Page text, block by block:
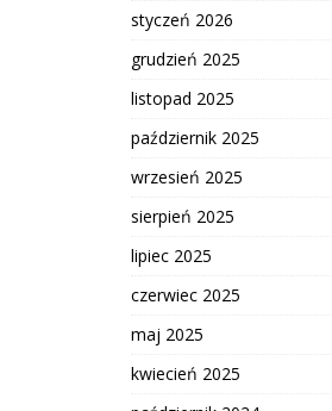
styczeń 2026
grudzień 2025
listopad 2025
październik 2025
wrzesień 2025
sierpień 2025
lipiec 2025
czerwiec 2025
maj 2025
kwiecień 2025